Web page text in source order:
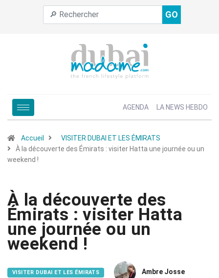
GO
AGENDA LA NEWS HEBDO
Accueil
VISITER DUBAI ET LES ÉMIRATS
À la découverte des Émirats : visiter Hatta une journée ou un
weekend !
À la découverte des
Émirats : visiter Hatta
une journée ou un
weekend !
VISITER DUBAI ET LES ÉMIRATS Ambre Josse